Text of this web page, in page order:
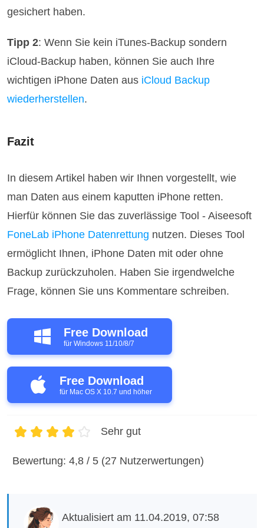
gesichert haben.
Tipp 2: Wenn Sie kein iTunes-Backup sondern
iCloud-Backup haben, können Sie auch Ihre
wichtigen iPhone Daten aus iCloud Backup
wiederherstellen.
Fazit
In diesem Artikel haben wir Ihnen vorgestellt, wie
man Daten aus einem kaputten iPhone retten.
Hierfür können Sie das zuverlässige Tool - Aiseesoft
FoneLab iPhone Datenrettung nutzen. Dieses Tool
ermöglicht Ihnen, iPhone Daten mit oder ohne
Backup zurückzuholen. Haben Sie irgendwelche
Frage, können Sie uns Kommentare schreiben.
Free Download
für Windows 11/10/8/7
Free Download
für Mac OS X 10.7 und höher
Sehr gut
Bewertung: 4,8 / 5 (27 Nutzerwertungen)
Aktualisiert am 11.04.2019, 07:58